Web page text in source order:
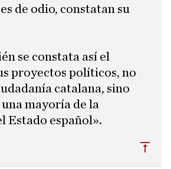
de odio, constatan su
se constata así el
proyectos políticos, no
catalana, sino
mayoría de la
Estado español».